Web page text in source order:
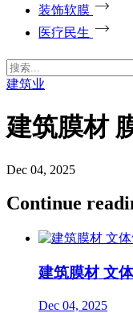
装饰软膜
医疗民生
建筑业
建筑膜材
Dec 04, 2025
Continue
建筑膜材 文
Dec 04, 2025